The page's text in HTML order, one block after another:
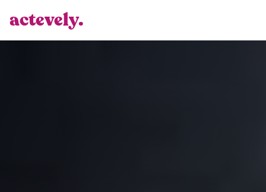
actevely.